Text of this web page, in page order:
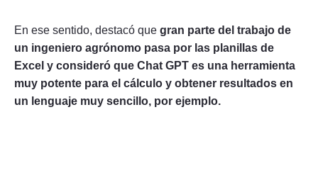
En ese sentido, destacó que gran parte del trabajo de
un ingeniero agrónomo pasa por las planillas de
Excel y consideró que Chat GPT es una herramienta
muy potente para el cálculo y obtener resultados en
un lenguaje muy sencillo, por ejemplo.